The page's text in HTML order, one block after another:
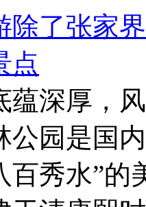
除了张家
点
蕴深厚，
公园是国
百秀水”的